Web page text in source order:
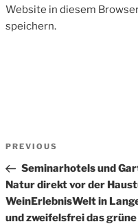
Website in diesem
speichern.
Beitrags-
Previous
Post
PREVIOUS
Seminarhotels und
Natur direkt vor der
WeinErlebnisWelt in
und zweifelsfrei das